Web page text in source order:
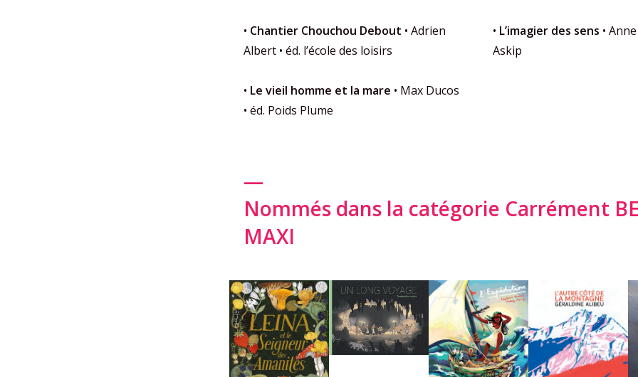
• Chantier Chouchou Debout • Adrien
Albert • éd. l’école des loisirs
• Le vieil homme et la mare • Max Ducos
• éd. Poids Plume
• L’imagier des sens •
Askip
—
Nommés dans la catégorie Carrément
MAXI